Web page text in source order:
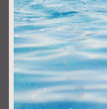
О НАС ГОВОРЯТ
СМИ о